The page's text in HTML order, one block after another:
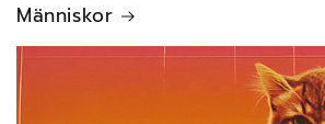
Människor